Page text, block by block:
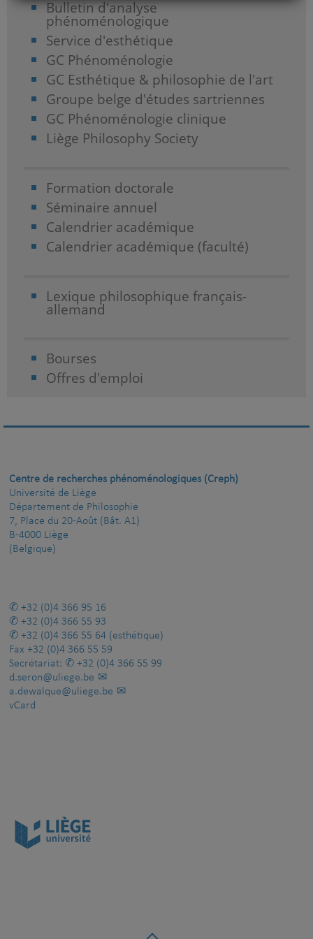
Bulletin d'analyse
phénoménologique
Service d'esthétique
GC Phénoménologie
GC Esthétique & philosophie de l'art
Groupe belge d'études sartriennes
GC Phénoménologie clinique
Liège Philosophy Society
Formation doctorale
Séminaire annuel
Calendrier académique
Calendrier académique (faculté)
Lexique philosophique français-
allemand
Bourses
Offres d'emploi
Centre de recherches phénoménologiques (Creph)
Université de Liège
Département de Philosophie
7, Place du 20-Août (Bât. A1)
B-4000 Liège
(Belgique)
+32 (0)4 366 95 16
+32 (0)4 366 55 93
+32 (0)4 366 55 64 (esthétique)
Fax +32 (0)4 366 55 59
Secrétariat:
+32 (0)4 366 55 99
d.seron@uliege.be
a.dewalque@uliege.be
vCard